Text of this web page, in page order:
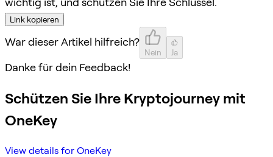
Link kopieren
War dieser Artikel hilfreich?
Nein Ja
Danke für dein Feedback!
Schützen Sie Ihre Kryptojourney mit
OneKey
View details for OneKey